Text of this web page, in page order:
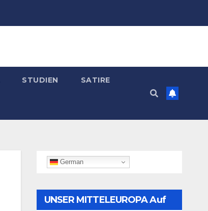
STUDIEN SATIRE
German
UNSER MITTELEUROPA Auf